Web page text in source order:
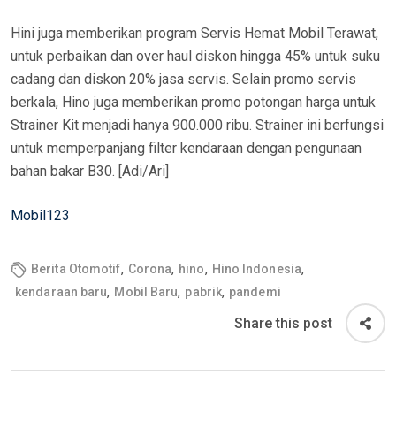
Hini juga memberikan program Servis Hemat Mobil Terawat,
untuk perbaikan dan over haul diskon hingga 45% untuk suku
cadang dan diskon 20% jasa servis. Selain promo servis
berkala, Hino juga memberikan promo potongan harga untuk
Strainer Kit menjadi hanya 900.000 ribu. Strainer ini berfungsi
untuk memperpanjang filter kendaraan dengan pengunaan
bahan bakar B30. [Adi/Ari]
Mobil123
Berita Otomotif, Corona, hino, Hino Indonesia,
kendaraan baru, Mobil Baru, pabrik, pandemi
Share this post